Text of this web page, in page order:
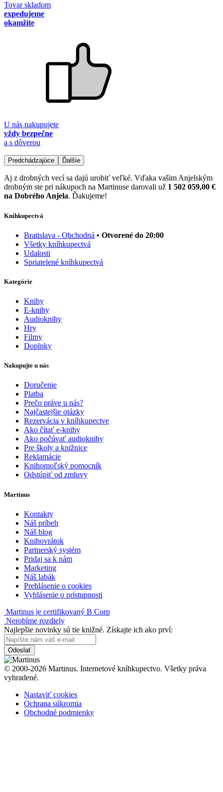
Tovar skladom
expedujeme
okamžite
U nás nakupujete
vždy bezpečne
a s dôverou
Predchádzajúce Ďalšie
Aj z drobných vecí sa dajú urobiť veľké. Vďaka vašim Anjelským
drobným ste pri nákupoch na Martinuse darovali už 1 502 059,00 €
na Dobrého Anjela. Ďakujeme!
Kníhkupectvá
Bratislava - Obchodná • Otvorené do 20:00
Všetky kníhkupectvá
Udalosti
Spriatelené kníhkupectvá
Kategórie
Knihy
E-knihy
Audioknihy
Hry
Filmy
Doplnky
Nakupujte u nás
Doručenie
Platba
Prečo práve u nás?
Najčastejšie otázky
Rezervácia v kníhkupectve
Ako čítať e-knihy
Ako počúvať audioknihy
Pre školy a knižnice
Reklamácie
Knihomoľský pomocník
Odstúpiť od zmluvy
Martinus
Kontakty
Náš príbeh
Náš blog
Knihovrátok
Partnerský systém
Pridaj sa k nám
Marketing
Náš labák
Prehlásenie o cookies
Vyhlásenie o prístupnosti
Martinus je certifikovaný B Corp
Nerobíme rozdiely
Najlepšie novinky sú tie knižné. Získajte ich ako prví:
Odoslať
© 2000-2026 Martinus. Internetové kníhkupectvo. Všetky práva
vyhradené.
Nastaviť cookies
Ochrana súkromia
Obchodné podmienky